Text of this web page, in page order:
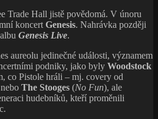
Trade Hall jistě povědomá. V únoru
koncert Genesis. Nahrávka později
Genesis Live.
aureolu jedinečné události, významem
podniky, jako byly Woodstock
co Pistole hráli – mj. covery od
The Stooges (No Fun), ale
hudebníků, kteří proměnili